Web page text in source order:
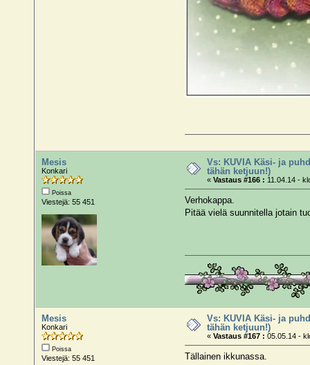
Mesis
Konkari
Poissa
Viestejä: 55 451
Vs: KUVIA Käsi- ja
tähän ketjuun!)
«Vastaus #166 : 11.04.14 -
Verhokappa.
Pitää vielä suunnitella jotain
Mesis
Konkari
Poissa
Viestejä: 55 451
Vs: KUVIA Käsi- ja
tähän ketjuun!)
«Vastaus #167 : 05.05.14 -
Tällainen ikkunassa.